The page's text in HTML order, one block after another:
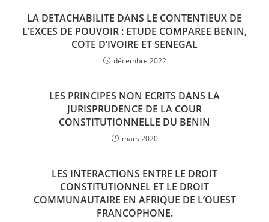
LA DETACHABILITE DANS LE CONTENTIEUX DE
L’EXCES DE POUVOIR : ETUDE COMPAREE BENIN,
COTE D’IVOIRE ET SENEGAL
décembre 2022
LES PRINCIPES NON ECRITS DANS LA
JURISPRUDENCE DE LA COUR
CONSTITUTIONNELLE DU BENIN
mars 2020
LES INTERACTIONS ENTRE LE DROIT
CONSTITUTIONNEL ET LE DROIT
COMMUNAUTAIRE EN AFRIQUE DE L’OUEST
FRANCOPHONE.